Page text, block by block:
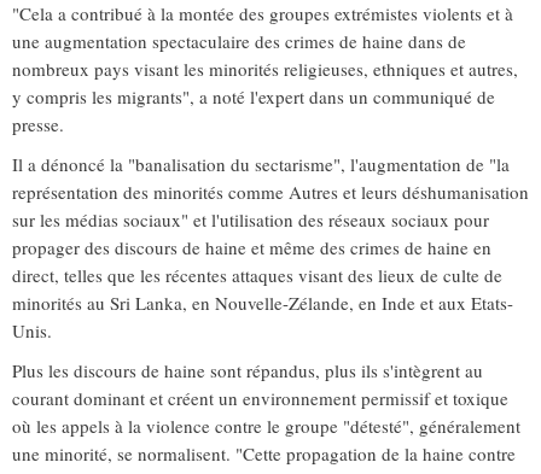
"Cela a contribué à la montée des groupes extrémistes violents et à
une augmentation spectaculaire des crimes de haine dans de
nombreux pays visant les minorités religieuses, ethniques et autres,
y compris les migrants", a noté l'expert dans un communiqué de
presse.
Il a dénoncé la "banalisation du sectarisme", l'augmentation de "la
représentation des minorités comme Autres et leurs déshumanisation
sur les médias sociaux" et l'utilisation des réseaux sociaux pour
propager des discours de haine et même des crimes de haine en
direct, telles que les récentes attaques visant des lieux de culte de
minorités au Sri Lanka, en Nouvelle-Zélande, en Inde et aux Etats-
Unis.
Plus les discours de haine sont répandus, plus ils s'intègrent au
courant dominant et créent un environnement permissif et toxique
où les appels à la violence contre le groupe "détesté", généralement
une minorité, se normalisent. "Cette propagation de la haine contre